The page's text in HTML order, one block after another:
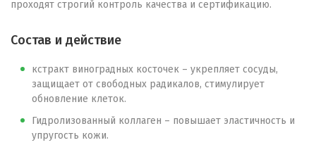
проходят строгий контроль качества и сертификацию.
Состав и действие
кстракт виноградных косточек – укрепляет сосуды,
защищает от свободных радикалов, стимулирует
обновление клеток.
Гидролизованный коллаген – повышает эластичность и
упругость кожи.